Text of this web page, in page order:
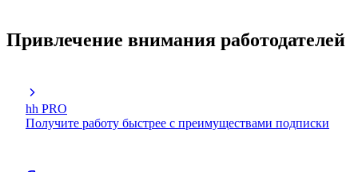
Привлечение внимания работодателей
hh PRO
Получите работу быстрее с преимуществами подписки